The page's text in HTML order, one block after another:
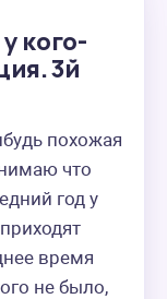
кого-
3й
похожая
что
год у
время
не было,